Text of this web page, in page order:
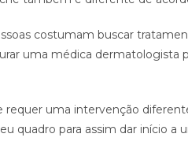
costumam buscar
uma médica dermatologista
requer uma intervenção
quadro para assim dar início